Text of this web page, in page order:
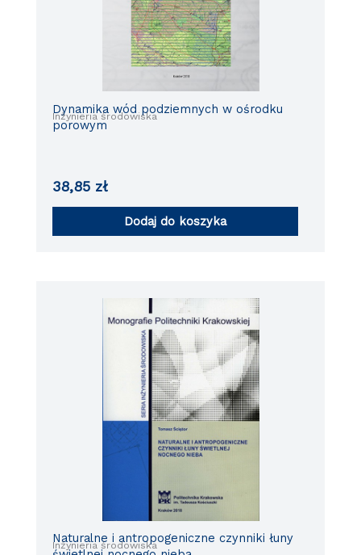
Inżynieria środowiska
Dynamika wód podziemnych w ośrodku
porowym
38,85 zł
Dodaj do koszyka
Inżynieria środowiska
Naturalne i antropogeniczne czynniki łuny